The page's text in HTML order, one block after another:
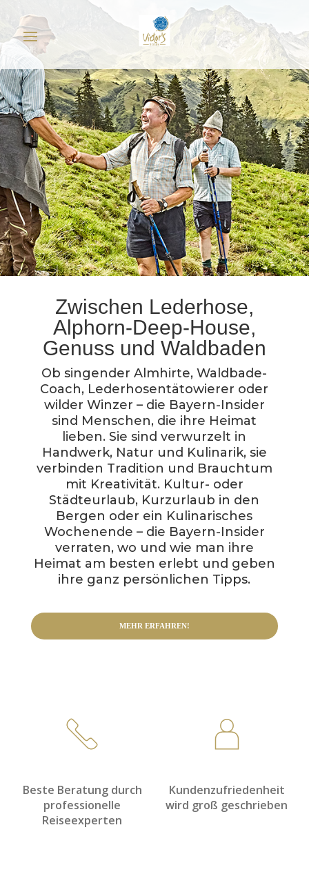
Zwischen Lederhose,
Alphorn-Deep-House,
Genuss und Waldbaden
Ob singender Almhirte, Waldbade-
Coach, Lederhosentätowierer oder
wilder Winzer – die Bayern-Insider
sind Menschen, die ihre Heimat
lieben. Sie sind verwurzelt in
Handwerk, Natur und Kulinarik, sie
verbinden Tradition und Brauchtum
mit Kreativität. Kultur- oder
Städteurlaub, Kurzurlaub in den
Bergen oder ein Kulinarisches
Wochenende – die Bayern-Insider
verraten, wo und wie man ihre
Heimat am besten erlebt und geben
ihre ganz persönlichen Tipps.
MEHR ERFAHREN!
Beste Beratung durch
professionelle
Reiseexperten
Kundenzufriedenheit
wird groß geschrieben